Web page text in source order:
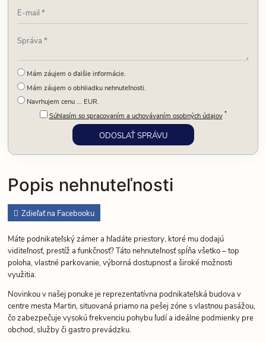
Popis nehnuteľnosti
Zdieľať na Facebooku
Máte podnikateľský zámer a hľadáte priestory, ktoré mu dodajú
viditeľnosť, prestíž a funkčnosť? Táto nehnuteľnosť spĺňa všetko – top
poloha, vlastné parkovanie, výborná dostupnosť a široké možnosti
využitia.
Novinkou v našej ponuke je reprezentatívna podnikateľská budova v
centre mesta Martin, situovaná priamo na pešej zóne s vlastnou pasážou,
čo zabezpečuje vysokú frekvenciu pohybu ľudí a ideálne podmienky pre
obchod, služby či gastro prevádzku.
Mám záujem o ďalšie informácie.
Mám záujem o obhliadku nehnuteľnosti.
Navrhujem cenu ... EUR.
Súhlasím so spracovaním a uchovávaním osobných údajov *